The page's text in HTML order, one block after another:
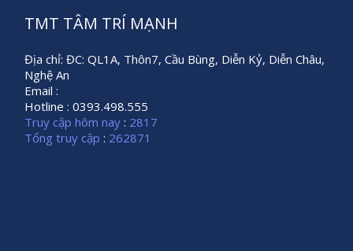
TMT TÂM TRÍ MẠNH
Địa chỉ: ĐC: QL1A, Thôn7, Cầu Bùng, Diễn Kỷ, Diễn Châu,
Nghệ An
Email :
Hotline : 0393.498.555
Truy cập hôm nay : 2817
Tổng truy cập : 262871